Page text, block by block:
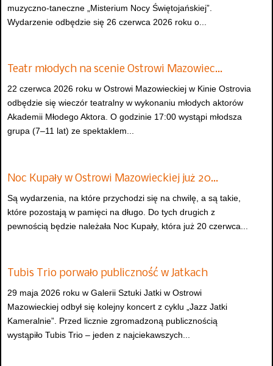
muzyczno-taneczne „Misterium Nocy Świętojańskiej”.
Wydarzenie odbędzie się 26 czerwca 2026 roku o...
Teatr młodych na scenie Ostrowi Mazowiec…
22 czerwca 2026 roku w Ostrowi Mazowieckiej w Kinie Ostrovia
odbędzie się wieczór teatralny w wykonaniu młodych aktorów
Akademii Młodego Aktora. O godzinie 17:00 wystąpi młodsza
grupa (7–11 lat) ze spektaklem...
Noc Kupały w Ostrowi Mazowieckiej już 20…
Są wydarzenia, na które przychodzi się na chwilę, a są takie,
które pozostają w pamięci na długo. Do tych drugich z
pewnością będzie należała Noc Kupały, która już 20 czerwca...
Tubis Trio porwało publiczność w Jatkach
29 maja 2026 roku w Galerii Sztuki Jatki w Ostrowi
Mazowieckiej odbył się kolejny koncert z cyklu „Jazz Jatki
Kameralnie”. Przed licznie zgromadzoną publicznością
wystąpiło Tubis Trio – jeden z najciekawszych...